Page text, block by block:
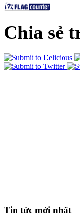
Chia sẻ
Tin tức mới nhất